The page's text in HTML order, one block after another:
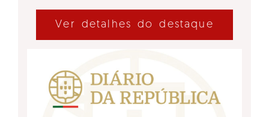
Ver detalhes do destaque